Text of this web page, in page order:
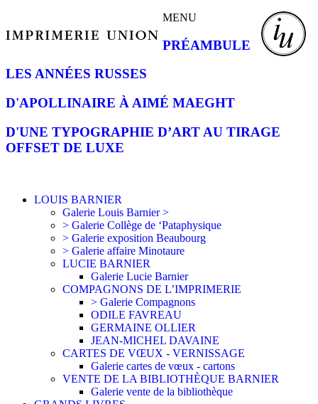
MENU
PRÉAMBULE
LES ANNÉES RUSSES
D'APOLLINAIRE À AIMÉ MAEGHT
D'UNE TYPOGRAPHIE D’ART AU TIRAGE
OFFSET DE LUXE
LOUIS BARNIER
Galerie Louis Barnier >
> Galerie Collège de ‘Pataphysique
> Galerie exposition Beaubourg
> Galerie affaire Minotaure
LUCIE BARNIER
Galerie Lucie Barnier
COMPAGNONS DE L’IMPRIMERIE
> Galerie Compagnons
ODILE FAVREAU
GERMAINE OLLIER
JEAN-MICHEL DAVAINE
CARTES DE VŒUX - VERNISSAGE
Galerie cartes de vœux - cartons
VENTE DE LA BIBLIOTHÈQUE BARNIER
Galerie vente de la bibliothèque